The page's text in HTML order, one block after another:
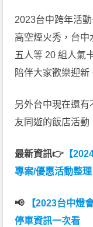
2023台中跨年活
高空煙火秀，台中
五人等 20 組人氣
陪伴大家歡樂迎新
另外台中現在還有
友同遊的飯店活動
最新資訊👉 【
專案/優惠活動整理
📢
【2023台中燈
停車資訊一次看